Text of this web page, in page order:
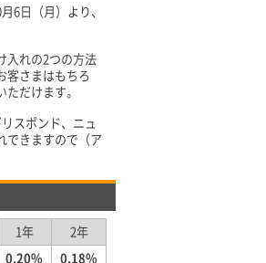
6日（月）より、
入れの2つの方法
客さまはもちろ
だけます。
スポンド、ニュ
できますので（ア
1年 2年
0.20%
0.18%